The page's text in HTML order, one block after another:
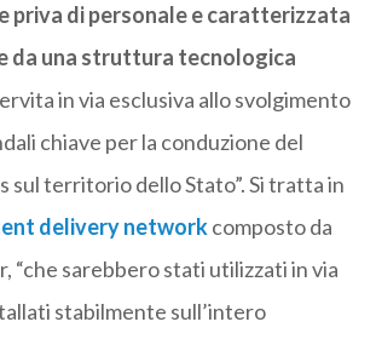
priva di personale e caratterizzata
da una struttura tecnologica
in via esclusiva allo svolgimento
chiave per la conduzione del
sul territorio dello Stato”. Si tratta in
delivery networkcomposto da
“che sarebbero stati utilizzati in via
stabilmente sull’intero